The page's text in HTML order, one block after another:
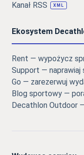
Kanał RSS
XML
Ekosystem
Rent — wypożycz
Support — naprawiaj
Go — zarezerwuj
Blog sportowy —
Decathlon Outdoor